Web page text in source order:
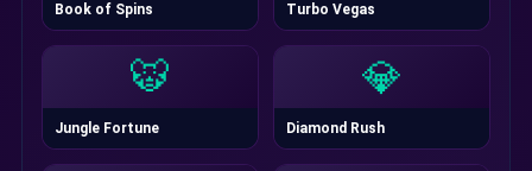
Book of Spins Turbo Vegas
🐯
Jungle Fortune
💎
Diamond Rush